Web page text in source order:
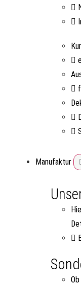
Manufaktur